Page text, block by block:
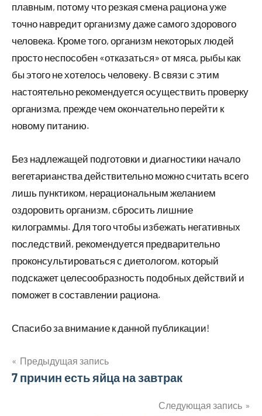
плавным, потому что резкая смена рациона уже
точно навредит организму даже самого здорового
человека. Кроме того, организм некоторых людей
просто неспособен «отказаться» от мяса, рыбы как
бы этого не хотелось человеку. В связи с этим
настоятельно рекомендуется осуществить проверку
организма, прежде чем окончательно перейти к
новому питанию.
Без надлежащей подготовки и диагностики начало
вегетарианства действительно можно считать всего
лишь пунктиком, нерациональным желанием
оздоровить организм, сбросить лишние
килограммы. Для того чтобы избежать негативных
последствий, рекомендуется предварительно
проконсультироваться с диетологом, который
подскажет целесообразность подобных действий и
поможет в составлении рациона.
Спасибо за внимание к данной публикации!
Навигация
Предыдущая запись
7 причин есть яйца на завтрак
Следующая запись